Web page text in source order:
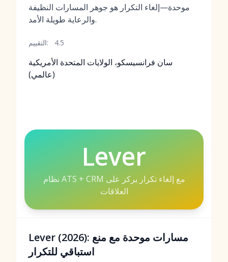
موحدة—إلغاء التكرار هو جوهر المسارات النظيفة
والرعاية طويلة الأمد.
التقييم: 4.5
سان فرانسيسكو، الولايات المتحدة الأمريكية
(عالمي)
Lever
نظام ATS + CRM مع إلغاء تكرار يركز على
العلاقات
Lever (2026): مسارات موحدة مع منع
استباقي للتكرار